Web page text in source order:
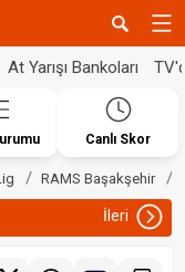
At Yarışı Bankoları
Canlı Skor
RAMS Başakşehir
İleri